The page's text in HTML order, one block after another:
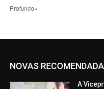
Profundo»
NOVAS
A